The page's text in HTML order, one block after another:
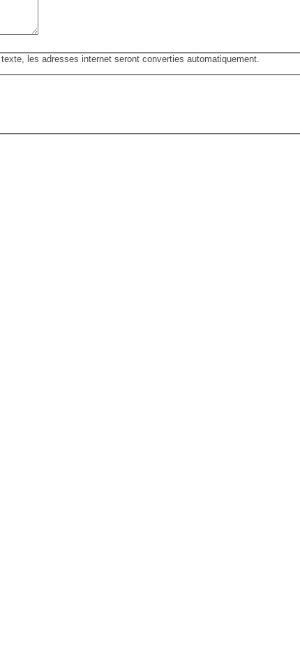
les adresses internet seront converties automatiquement.